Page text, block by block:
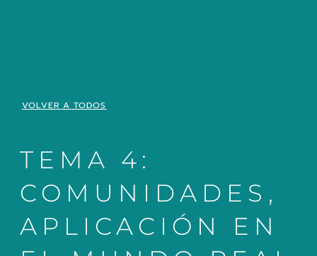
VOLVER A TODOS
TEMA 4:
COMUNIDADES,
APLICACIÓN EN